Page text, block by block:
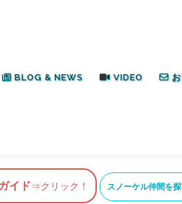
BLOG & NEWS VIDEO お
イド⇒クリック！ スノーケル仲間を探